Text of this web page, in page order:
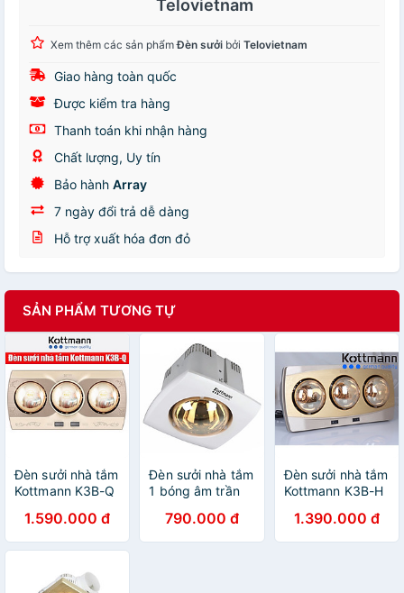
Telovietnam
Xem thêm các sản phẩmĐèn sưởi bởi Telovietnam
Giao hàng toàn quốc
Được kiểm tra hàng
Thanh toán khi nhận hàng
Chất lượng, Uy tín
Bảo hành Array
7 ngày đổi trả dễ dàng
Hỗ trợ xuất hóa đơn đỏ
SẢN PHẨM TƯƠNG TỰ
Đèn sưởi nhà tắm
Kottmann K3B-Q
1.590.000 đ
Đèn sưởi nhà tắm
1 bóng âm trần
năm Hàng chính
hãng
790.000 đ
Đèn sưởi nhà tắm
Kottmann K3B-H
chính hãng
1.390.000 đ